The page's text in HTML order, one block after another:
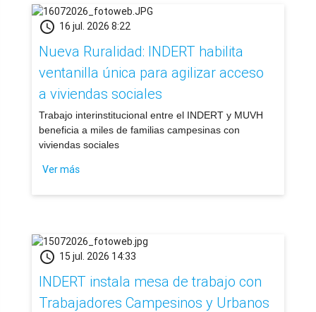
schedule 16 jul. 2026 8:22
Nueva Ruralidad: INDERT habilita
ventanilla única para agilizar acceso
a viviendas sociales
​Trabajo interinstitucional entre el INDERT y MUVH
beneficia a miles de familias campesinas con
viviendas sociales
Ver más
schedule 15 jul. 2026 14:33
INDERT instala mesa de trabajo con
Trabajadores Campesinos y Urbanos